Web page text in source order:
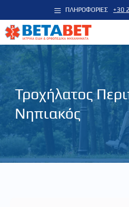
σε
περιεχόμενο
+30
ΠΛΗΡΟΦΟΡΙΕΣ
Τροχήλατος
Νηπιακός